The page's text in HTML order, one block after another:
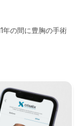
年の間に豊胸の手術